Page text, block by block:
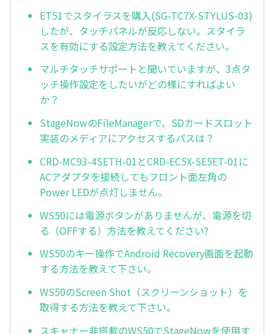
ET51でスタイラスを購入(SG-TC7X-STYLUS-03)
したが、タッチパネルが反応しない。スタイラ
スを有効にする設定方法を教えてください。
マルチタッチサポートと聞いていますが、3点タ
ッチ操作設定をしたいがどの様にすればよい
か？
StageNowのFileManagerで、SDカードスロット
実装のメディアにアクセスするパスは？
CRD-MC93-4SETH-01とCRD-EC5X-SE5ET-01に
ACアダプタを接続してもフロント面左角の
Power LEDが点灯しません。
WS50には電源ボタンがありませんが、電源を切
る（OFFする）方法を教えてください?
WS50のキー操作でAndroid Recovery画面を起動
する方法を教えて下さい。
WS50のScreen Shot（スクリーンショット）を
取得する方法を教えて下さい。
スキャナー非搭載のWS50でStageNowを使用す